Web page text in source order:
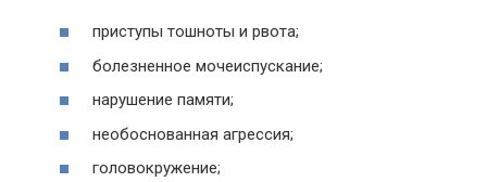
приступы тошноты и рвота;
болезненное мочеиспускание;
нарушение памяти;
необоснованная агрессия;
головокружение;